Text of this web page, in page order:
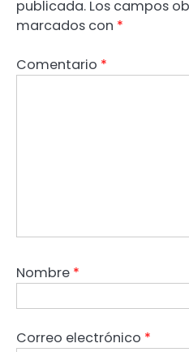
publicada. Los campos
marcados con *
Comentario *
Nombre *
Correo electrónico *